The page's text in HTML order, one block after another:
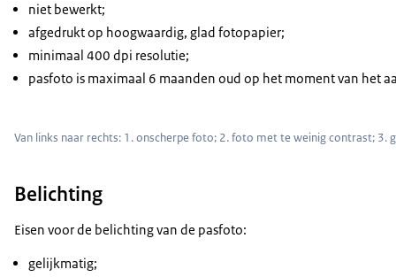
niet bewerkt;
afgedrukt op hoogwaardig, glad fotopapier;
minimaal 400 dpi resolutie;
pasfoto is maximaal 6 maanden oud op het moment van het
Van links naar rechts: 1. onscherpe foto; 2. foto met te weinig contrast; 3.
Belichting
Eisen voor de belichting van de pasfoto:
gelijkmatig;